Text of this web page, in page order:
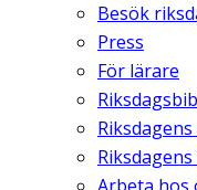
Besök
Press
För lärare